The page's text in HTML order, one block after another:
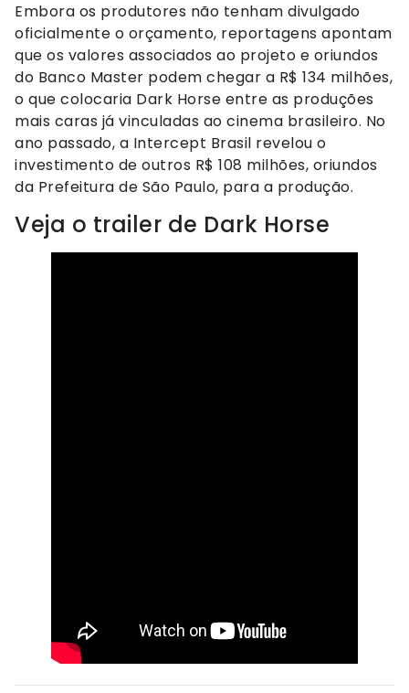
Embora os produtores não tenham divulgado
oficialmente o orçamento, reportagens apontam
que os valores associados ao projeto e oriundos
do Banco Master podem chegar a R$ 134 milhões,
o que colocaria Dark Horse entre as produções
mais caras já vinculadas ao cinema brasileiro. No
ano passado, a Intercept Brasil revelou o
investimento de outros R$ 108 milhões, oriundos
da Prefeitura de São Paulo, para a produção.
Veja o trailer de Dark Horse